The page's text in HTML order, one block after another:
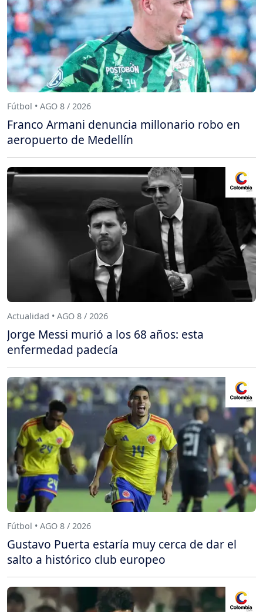
Fútbol • AGO 8 / 2026
Franco Armani denuncia millonario robo en
aeropuerto de Medellín
Actualidad • AGO 8 / 2026
Jorge Messi murió a los 68 años: esta
enfermedad padecía
Fútbol • AGO 8 / 2026
Gustavo Puerta estaría muy cerca de dar el
salto a histórico club europeo